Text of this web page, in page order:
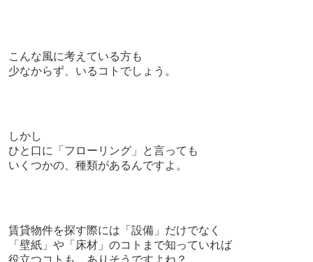
こんな風に考えている方も
少なからず、いるコトでしょう。
しかし
ひと口に「フローリング」と言っても
いくつかの、種類があるんですよ。
賃貸物件を探す際には「 設備」だけでなく
「壁紙」や「床材」のコトまで知っていれば